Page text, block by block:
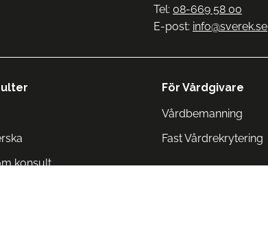
Tel: 08-669 58 00
E-post: info@sverek.se
konsult
För Vårdgivare
Vårdbemanning
Fast Vårdrekrytering